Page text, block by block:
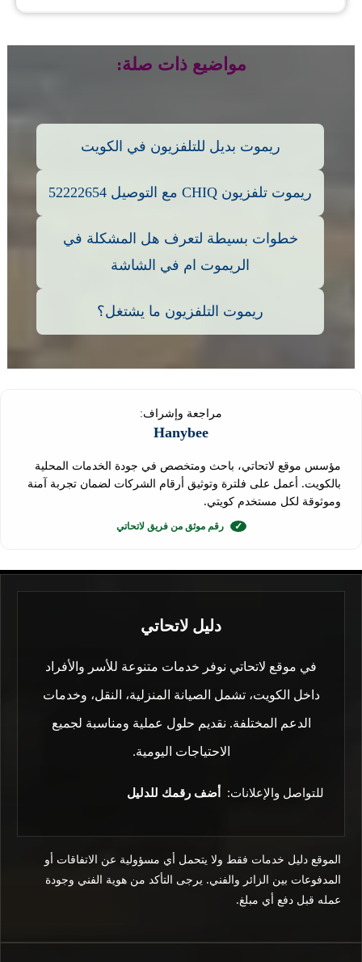
مواضيع ذات صلة:
ريموت بديل للتلفزيون في الكويت
ريموت تلفزيون CHIQ مع التوصيل 52222654
خطوات بسيطة لتعرف هل المشكلة في
الريموت ام في الشاشة
ريموت التلفزيون ما يشتغل؟
مراجعة وإشراف:
Hanybee
مؤسس موقع لاتحاتي، باحث ومتخصص في جودة الخدمات المحلية
بالكويت. أعمل على فلترة وتوثيق أرقام الشركات لضمان تجربة آمنة
وموثوقة لكل مستخدم كويتي.
✓ رقم موثق من فريق لاتحاتي
دليل لاتحاتي
في موقع لاتحاتي نوفر خدمات متنوعة للأسر والأفراد
داخل الكويت، تشمل الصيانة المنزلية، النقل، وخدمات
الدعم المختلفة. نقديم حلول عملية ومناسبة لجميع
الاحتياجات اليومية.
للتواصل والإعلانات: أضف رقمك للدليل
الموقع دليل خدمات فقط ولا يتحمل أي مسؤولية عن الاتفاقات أو
المدفوعات بين الزائر والفني. يرجى التأكد من هوية الفني وجودة
عمله قبل دفع أي مبلغ.